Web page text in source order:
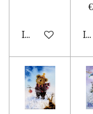
In winkelwagen